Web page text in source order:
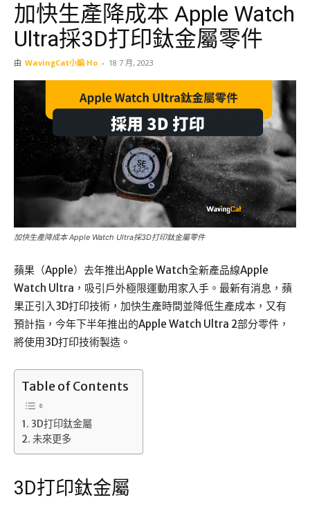
加快生產降成本 Apple Watch
Ultra採3D打印鈦金屬零件
由 WavingCat小編 Ho - 18 7 月, 2023
加快生產降成本 Apple Watch Ultra採3D打印鈦金屬零件
蘋果（Apple）去年推出Apple Watch全新產品線Apple
Watch Ultra，吸引戶外極限運動用家入手。最新有消息，蘋
果正引入3D打印技術，加快生產時間並降低生產成本，又有
預計指，今年下半年推出的Apple Watch Ultra 2部分零件，
將使用3D打印技術製造。
Table of Contents
3D打印鈦金屬
未來更多
3D打印鈦金屬